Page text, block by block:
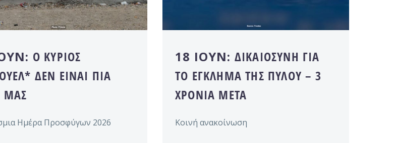
Ο ΚΎΡΙΟΣ
ΔΕΝ ΕΊΝΑΙ ΠΙΑ
ΜΑΣ
Ημέρα Προσφύγων 2026
18 ΙΟΎΝ: ΔΙΚΑΙΟΣΥΝΗ ΓΙΑ
ΤΟ ΕΓΚΛΗΜΑ ΤΗΣ ΠΥΛΟΥ – 3
ΧΡΟΝΙΑ ΜΕΤΑ
Κοινή ανακοίνωση